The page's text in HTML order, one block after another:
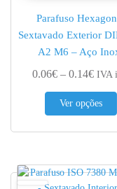
Parafuso
Sextavado Exterior
A2 M6 – Aço
0.06€ – 0.14€ IVA
Ver opções